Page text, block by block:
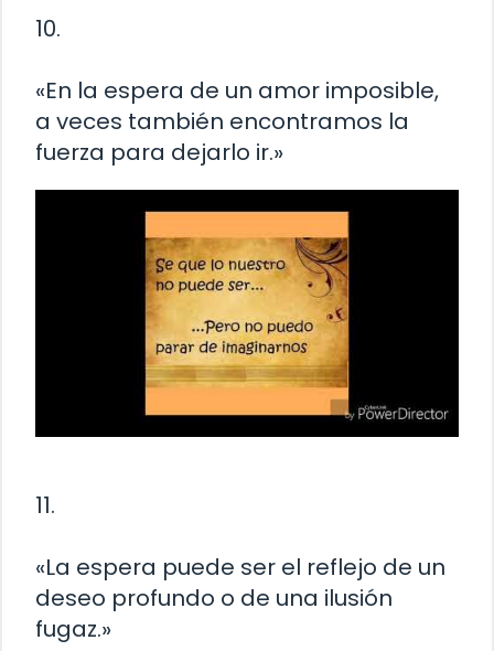
10.
«En la espera de un amor imposible,
a veces también encontramos la
fuerza para dejarlo ir.»
11.
«La espera puede ser el reflejo de un
deseo profundo o de una ilusión
fugaz.»